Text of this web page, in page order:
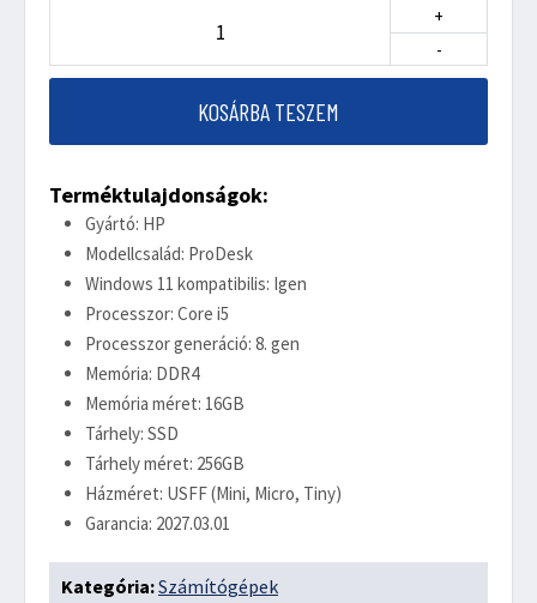
-
+
KOSÁRBA TESZEM
Terméktulajdonságok:
Gyártó: HP
Modellcsalád: ProDesk
Windows 11 kompatibilis: Igen
Processzor: Core i5
Processzor generáció: 8. gen
Memória: DDR4
Memória méret: 16GB
Tárhely: SSD
Tárhely méret: 256GB
Házméret: USFF (Mini, Micro, Tiny)
Garancia: 2027.03.01
Kategória:Számítógépek